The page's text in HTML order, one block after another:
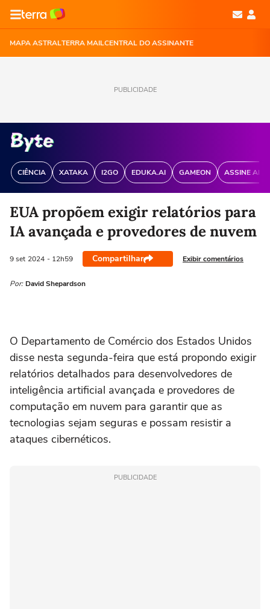
MAPA ASTRALTERRA MAILCENTRAL DO ASSINANTE
PUBLICIDADE
CIÊNCIA XATAKA I2GO EDUKA.AI GAMEON ASSINE
EUA propõem exigir relatórios para
IA avançada e provedores de nuvem
9 set 2024 - 12h59 Compartilhar Exibir comentários
Por: David Shepardson
O Departamento de Comércio dos Estados Unidos
disse nesta segunda-feira que está propondo exigir
relatórios detalhados para desenvolvedores de
inteligência artificial avançada e provedores de
computação em nuvem para garantir que as
tecnologias sejam seguras e possam resistir a
ataques cibernéticos.
PUBLICIDADE